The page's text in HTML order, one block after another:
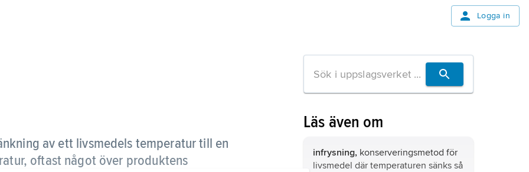
Logga in
av ett livsmedels temperatur till en
oftast något över produktens
Läs även om
infrysning, konserveringsmetod för
livsmedel där temperaturen sänks så